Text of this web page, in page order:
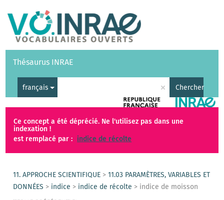
Vocabulaires API
Thésaurus INRAE
français × Chercher
Ce concept a été déprécié. Ne l'utilisez pas dans une
indexation !
est remplacé par : indice de récolte
11. APPROCHE SCIENTIFIQUE >11.03 PARAMÈTRES, VARIABLES ET
DONNÉES > indice > indice de récolte > indice de moisson